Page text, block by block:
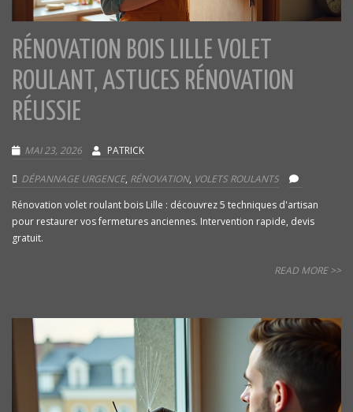
RÉNOVATION BOIS LILLE VOLET
ROULANT, ASTUCES RÉNOVATION
RÉUSSIE
MAI 23, 2026 PATRICK
DÉPANNAGE URGENCE, RÉNOVATION, VOLETS ROULANTS
Rénovation volet roulant bois Lille : découvrez 5 techniques d'artisan
pour restaurer vos fermetures anciennes. Intervention rapide, devis
gratuit.
READ MORE >>